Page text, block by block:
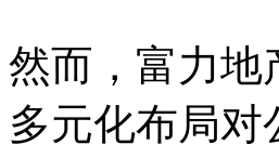
然而，富力地
多元化布局对